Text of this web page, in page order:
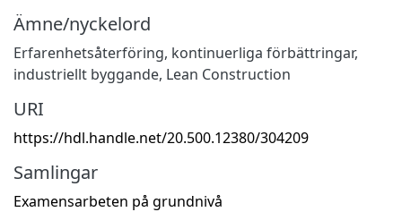
Ämne/nyckelord
Erfarenhetsåterföring, kontinuerliga förbättringar,
industriellt byggande, Lean Construction
URI
https://hdl.handle.net/20.500.12380/304209
Samlingar
Examensarbeten på grundnivå